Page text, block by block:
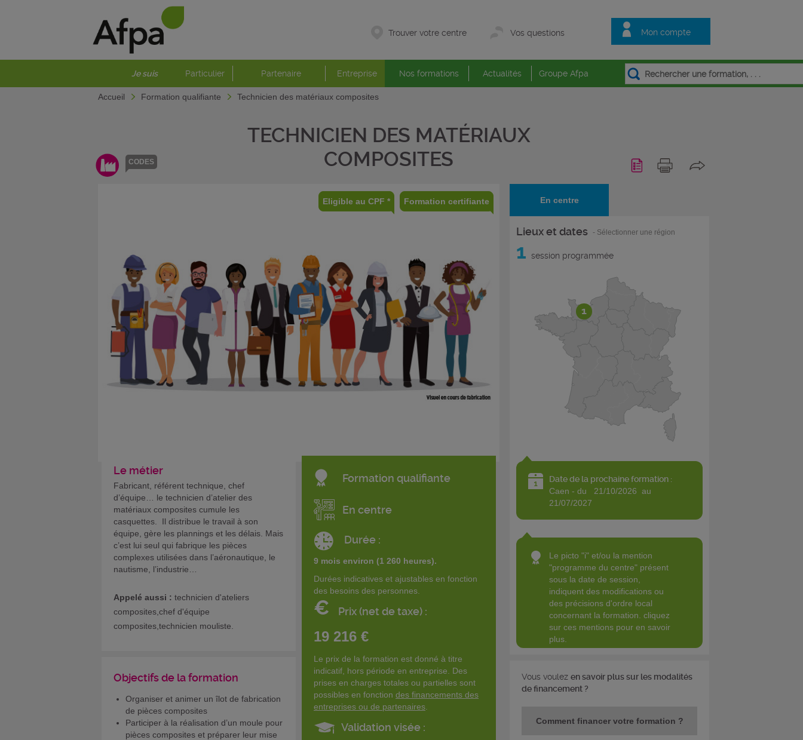
Mon compte
Trouver votre centre Vos questions
Je suis Particulier Partenaire Entreprise Nos formations Actualités Groupe Afpa
Accueil Formation qualifiante Technicien des matériaux composites
CODES
TECHNICIEN DES MATÉRIAUX
COMPOSITES
Eligible au CPF * Formation certifiante
Le métier
Fabricant, référent technique, chef
d’équipe… le technicien d’atelier des
matériaux composites cumule les
casquettes. Il distribue le travail à son
équipe, gère les plannings et les délais. Mais
c’est lui seul qui fabrique les pièces
complexes utilisées dans l’aéronautique, le
nautisme, l’industrie…
Appelé aussi : technicien d'ateliers
composites,chef d'équipe
composites,technicien mouliste.
Objectifs de la formation
Organiser et animer un îlot de fabrication
de pièces composites
Participer à la réalisation d’un moule pour
pièces composites et préparer leur mise
Formation qualifiante
En centre
Durée :
9 mois environ (1 260 heures).
Durées indicatives et ajustables en fonction
des besoins des personnes.
€ Prix (net de taxe) :
19 216 €
Le prix de la formation est donné à titre
indicatif, hors période en entreprise. Des
prises en charges totales ou partielles sont
possibles en fonction des financements des
entreprises ou de partenaires
Validation visée :
En centre
Lieux et dates - Sélectionner une région
1 session programmée
1
Date de la prochaine formation :
caen - du 21/10/2026 au
21/07/2027
le picto "i" et/ou la mention
"programme du centre" présent
sous la date de session,
indiquent des modifications ou
des précisions d'ordre local
concernant la formation. cliquez
sur ces mentions pour en savoir
plus.
Vous voulezen savoir plus sur les modalités
de financement ?
Comment financer votre formation ?